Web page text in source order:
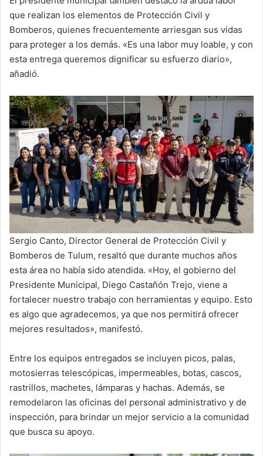
que realizan los elementos de Protección Civil y
Bomberos, quienes frecuentemente arriesgan sus vidas
para proteger a los demás. «Es una labor muy loable, y con
esta entrega queremos dignificar su esfuerzo diario»,
añadió.
Sergio Canto, Director General de Protección Civil y
Bomberos de Tulum, resaltó que durante muchos años
esta área no había sido atendida. «Hoy, el gobierno del
Presidente Municipal, Diego Castañón Trejo, viene a
fortalecer nuestro trabajo con herramientas y equipo. Esto
es algo que agradecemos, ya que nos permitirá ofrecer
mejores resultados», manifestó.
Entre los equipos entregados se incluyen picos, palas,
motosierras telescópicas, impermeables, botas, cascos,
rastrillos, machetes, lámparas y hachas. Además, se
remodelaron las oficinas del personal administrativo y de
inspección, para brindar un mejor servicio a la comunidad
que busca su apoyo.